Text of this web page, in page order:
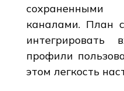
каналами. План
профили
этом легкость